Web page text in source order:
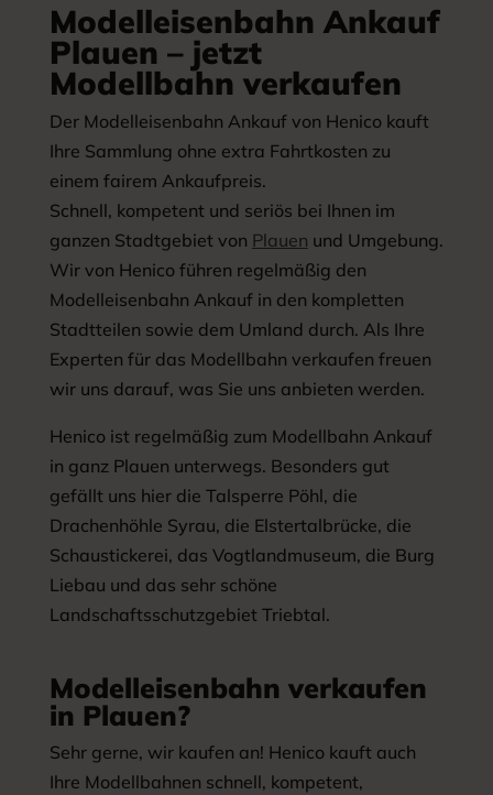
Modelleisenbahn Ankauf
Plauen – jetzt
Modellbahn verkaufen
Der Modelleisenbahn Ankauf von Henico kauft
Ihre Sammlung ohne extra Fahrtkosten zu
einem fairem Ankaufpreis.
Schnell, kompetent und seriös bei Ihnen im
ganzen Stadtgebiet von Plauen und Umgebung.
Wir von Henico führen regelmäßig den
Modelleisenbahn Ankauf in den kompletten
Stadtteilen sowie dem Umland durch. Als Ihre
Experten für das Modellbahn verkaufen freuen
wir uns darauf, was Sie uns anbieten werden.
Henico ist regelmäßig zum Modellbahn Ankauf
in ganz Plauen unterwegs. Besonders gut
gefällt uns hier die Talsperre Pöhl, die
Drachenhöhle Syrau, die Elstertalbrücke, die
Schaustickerei, das Vogtlandmuseum, die Burg
Liebau und das sehr schöne
Landschaftsschutzgebiet Triebtal.
Modelleisenbahn verkaufen
in Plauen?
Sehr gerne, wir kaufen an! Henico kauft auch
Ihre Modellbahnen schnell, kompetent,